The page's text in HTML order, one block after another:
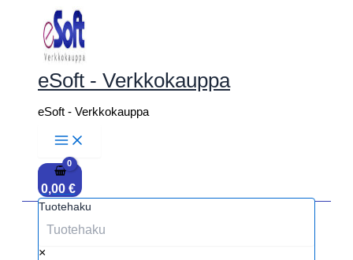
sisältöön
eSoft - Verkkokauppa
eSoft - Verkkokauppa
0,00 €
Tuotehaku
×